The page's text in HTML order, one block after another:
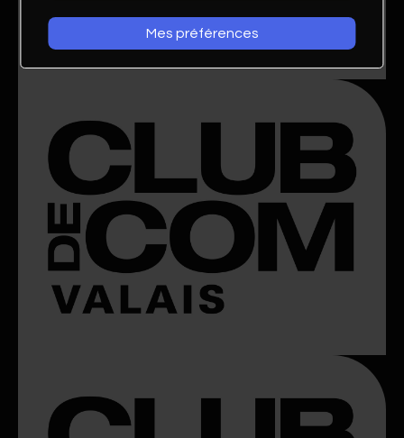
Mes préférences